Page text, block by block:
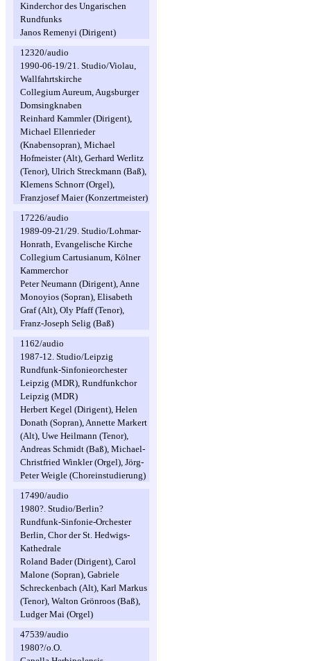
Kinderchor des Ungarischen
Rundfunks
Janos Remenyi (Dirigent)
12320/audio
1990-06-19/21. Studio/Violau,
Wallfahrtskirche
Collegium Aureum, Augsburger
Domsingknaben
Reinhard Kammler (Dirigent),
Michael Ellenrieder
(Knabensopran), Michael
Hofmeister (Alt), Gerhard Werlitz
(Tenor), Ulrich Streckmann (Baß),
Klemens Schnorr (Orgel),
Franzjosef Maier (Konzertmeister)
17226/audio
1989-09-21/29. Studio/Lohmar-
Honrath, Evangelische Kirche
Collegium Cartusianum, Kölner
Kammerchor
Peter Neumann (Dirigent), Anne
Monoyios (Sopran), Elisabeth
Graf (Alt), Oly Pfaff (Tenor),
Franz-Joseph Selig (Baß)
1162/audio
1987-12. Studio/Leipzig
Rundfunk-Sinfonieorchester
Leipzig (MDR), Rundfunkchor
Leipzig (MDR)
Herbert Kegel (Dirigent), Helen
Donath (Sopran), Annette Markert
(Alt), Uwe Heilmann (Tenor),
Andreas Schmidt (Baß), Michael-
Christfried Winkler (Orgel), Jörg-
Peter Weigle (Choreinstudierung)
17490/audio
1980?. Studio/Berlin?
Rundfunk-Sinfonie-Orchester
Berlin, Chor der St. Hedwigs-
Kathedrale
Roland Bader (Dirigent), Carol
Malone (Sopran), Gabriele
Schreckenbach (Alt), Karl Markus
(Tenor), Walton Grönroos (Baß),
Ludger Mai (Orgel)
47539/audio
1980?/o.O.